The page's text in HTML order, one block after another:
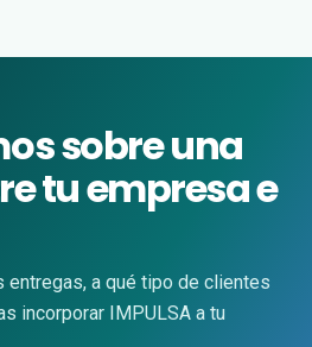
sobre una
tu empresa e
entregas, a qué tipo de clientes
incorporar IMPULSA a tu